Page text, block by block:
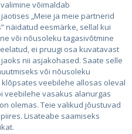
võimaldab
„Meie ja meie partnerid
näidatud eesmärke, sellal kui
või nõusoleku tagasivõtmine
ei pruugi osa kuvatavast
nii asjakohased. Saate selle
või nõusoleku
veebilehe allosas oleval
veebilehe vasakus alanurgas
olemas. Teie valikud jõustuvad
Lisateabe saamiseks